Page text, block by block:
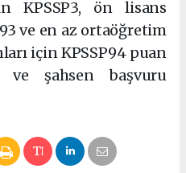
KPSSP3, ön lisans
ve en az ortaöğretim
için KPSSP94 puan
ve şahsen başvuru